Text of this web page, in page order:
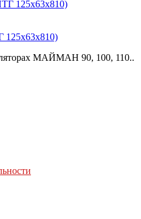
125х63х810)
МАЙМАН 90, 100, 110..